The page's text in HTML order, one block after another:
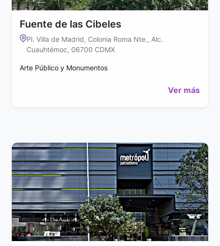
Fuente de las Cibeles
Pl. Villa de Madrid, Colonia Roma Nte., Alc.
Cuauhtémoc, 06700 CDMX
Arte Público y Monumentos
Ver más